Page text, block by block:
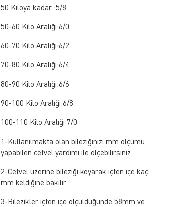
50 Kiloya kadar :5/8
50-60 Kilo Aralığı:6/0
60-70 Kilo Aralığı:6/2
70-80 Kilo Aralığı:6/4
80-90 Kilo Aralığı:6/6
90-100 Kilo Aralığı:6/8
100-110 Kilo Aralığı 7/0
1-Kullanılmakta olan bileziğinizi mm ölçümü
yapabilen cetvel yardımı ile ölçebilirsiniz.
2-Cetvel üzerine bileziği koyarak içten içe kaç
mm keldiğine bakılır.
3-Bilezikler içten içe ölçüldüğünde 58mm ve